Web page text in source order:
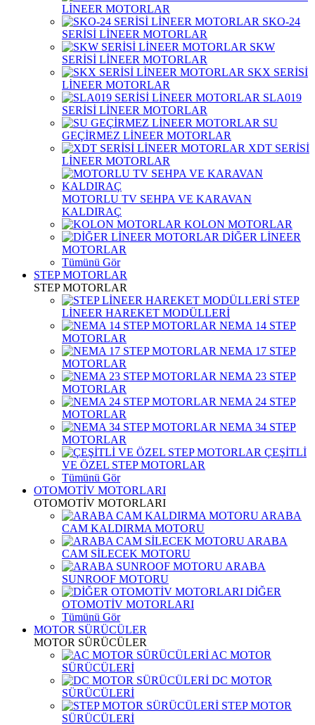
LİNEER MOTORLAR
SKO-24
SERİSİ LİNEER MOTORLAR
SKW
SERİSİ LİNEER MOTORLAR
SKX SERİSİ
LİNEER MOTORLAR
SLA019
SERİSİ LİNEER MOTORLAR
SU
GEÇİRMEZ LİNEER MOTORLAR
XDT SERİSİ
LİNEER MOTORLAR
MOTORLU TV SEHPA VE KARAVAN
KALDIRAÇ
KOLON MOTORLAR
DİĞER LİNEER
MOTORLAR
Tümünü Gör
STEP MOTORLAR
STEP MOTORLAR
STEP
LİNEER HAREKET MODÜLLERİ
NEMA 14 STEP
MOTORLAR
NEMA 17 STEP
MOTORLAR
NEMA 23 STEP
MOTORLAR
NEMA 24 STEP
MOTORLAR
NEMA 34 STEP
MOTORLAR
ÇEŞİTLİ
VE ÖZEL STEP MOTORLAR
Tümünü Gör
OTOMOTİV MOTORLARI
OTOMOTİV MOTORLARI
ARABA
CAM KALDIRMA MOTORU
ARABA
CAM SİLECEK MOTORU
ARABA
SUNROOF MOTORU
DİĞER
OTOMOTİV MOTORLARI
Tümünü Gör
MOTOR SÜRÜCÜLER
MOTOR SÜRÜCÜLER
AC MOTOR
SÜRÜCÜLERİ
DC MOTOR
SÜRÜCÜLERİ
STEP MOTOR
SÜRÜCÜLERİ